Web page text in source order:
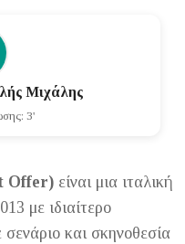
Μιχάλης
3'
Offer) είναι μια ιταλική
με ιδιαίτερο
και σκηνοθεσία